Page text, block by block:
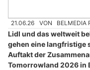
21.06.26 VON BELMEDIA
Lidl und das weltweit
gehen eine langfristige
Auftakt der
Tomorrowland 2026 in